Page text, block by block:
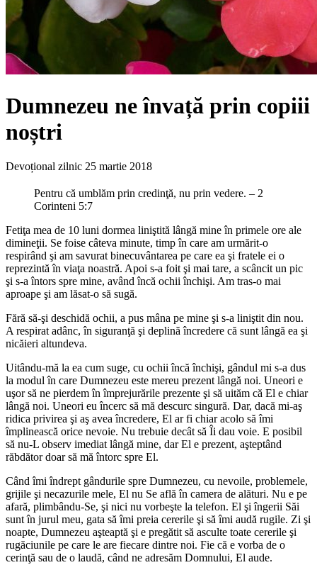
Dumnezeu ne învață prin copiii
noștri
Devoțional zilnic 25 martie 2018
Pentru că umblăm prin credinţă, nu prin vedere. – 2
Corinteni 5:7
Fetiţa mea de 10 luni dormea liniştită lângă mine în primele ore ale
dimineţii. Se foise câteva minute, timp în care am urmărit-o
respirând şi am savurat binecuvântarea pe care ea şi fratele ei o
reprezintă în viaţa noastră. Apoi s-a foit şi mai tare, a scâncit un pic
şi s-a întors spre mine, având încă ochii închişi. Am tras-o mai
aproape şi am lăsat-o să sugă.
Fără să-şi deschidă ochii, a pus mâna pe mine şi s-a liniştit din nou.
A respirat adânc, în siguranţă şi deplină încredere că sunt lângă ea şi
nicăieri altundeva.
Uitându-mă la ea cum suge, cu ochii încă închişi, gândul mi s-a dus
la modul în care Dumnezeu este mereu prezent lângă noi. Uneori e
uşor să ne pierdem în împrejurările prezente şi să uităm că El e chiar
lângă noi. Uneori eu încerc să mă descurc singură. Dar, dacă mi-aş
ridica privirea şi aş avea încredere, El ar fi chiar acolo să îmi
împlinească orice nevoie. Nu trebuie decât să Îi dau voie. E posibil
să nu-L observ imediat lângă mine, dar El e prezent, aşteptând
răbdător doar să mă întorc spre El.
Când îmi îndrept gândurile spre Dumnezeu, cu nevoile, problemele,
grijile şi necazurile mele, El nu Se află în camera de alături. Nu e pe
afară, plimbându-Se, şi nici nu vorbeşte la telefon. El şi îngerii Săi
sunt în jurul meu, gata să îmi preia cererile şi să îmi audă rugile. Zi şi
noapte, Dumnezeu aşteaptă şi e pregătit să asculte toate cererile şi
rugăciunile pe care le are fiecare dintre noi. Fie că e vorba de o
cerinţă sau de o laudă, când ne adresăm Domnului, El aude.